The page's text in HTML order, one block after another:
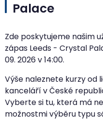
Palace
Zde poskytujeme našim
zápas Leeds - Crystal
09. 2026v14:00.
Výše naleznete kurzy od
kanceláří v České
Vyberte si tu, která má
možnostmi výběru typu